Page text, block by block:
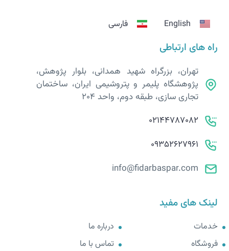
English فارسی
راه های ارتباطی
تهران، بزرگراه شهید همدانی، بلوار پژوهش،
پژوهشگاه پلیمر و پتروشیمی ایران، ساختمان
تجاری سازی، طبقه دوم، واحد 204
02144787082
09352627961
info@fidarbaspar.com
لینک های مفید
خدمات
فروشگاه
درباره ما
تماس با ما